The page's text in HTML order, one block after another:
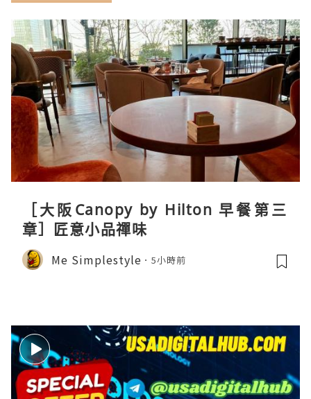
［大阪Canopy by Hilton 早餐第三
章］匠意小品禪味
Me Simplestyle 5小時前